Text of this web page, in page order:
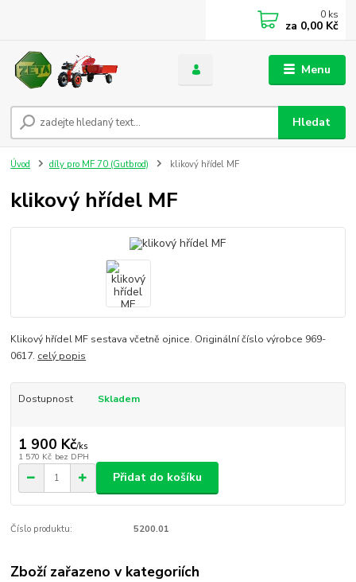
Menu
Hledat
0 ks
za 0,00 Kč
Úvod díly pro MF 70 (Gutbrod) klikový hřídel MF
klikový hřídel MF
Klikový hřídel MF sestava včetně ojnice. Originální číslo výrobce 969-
0617. celý popis
Dostupnost Skladem
1 900 Kč/ks
1 570 Kč bez DPH
Přidat do košíku
Číslo produktu: 5200.01
Zboží zařazeno v kategoriích